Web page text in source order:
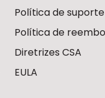
Política de suporte
Política de
Diretrizes CSA
EULA